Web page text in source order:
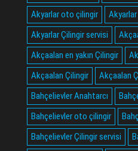
Akyarlar oto çilingir
Akyarlar Çilingir servisi
Akçaalan en yakın Çilingir
Akçaalan Çilingir
Akçaalan
Bahçelievler Anahtarcı
Bahçelievler oto çilingir
Bahçelievler Çilingir servisi